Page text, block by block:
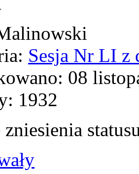
Sesja Nr LI z
08
1932